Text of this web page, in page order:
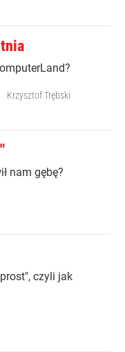
Krzysztof Trębski
nam gębę?
czyli jak